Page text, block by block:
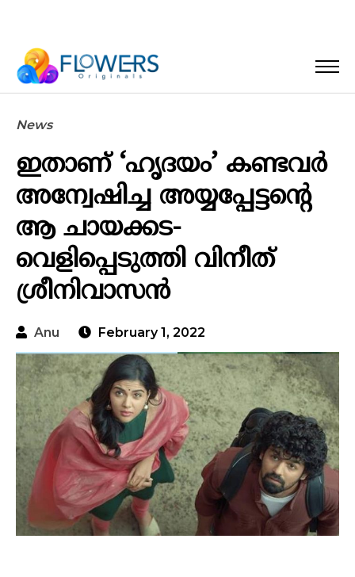
News
ഇതാണ് ‘ഹൃദയം’ കണ്ടവർ
അന്വേഷിച്ച അയ്യപ്പേട്ടന്റെ
ആ ചായക്കട-
വെളിപ്പെടുത്തി വിനീത്
ശ്രീനിവാസൻ
Anu February 1, 2022